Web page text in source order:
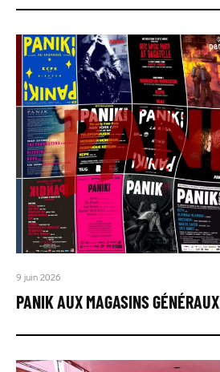
9 juin 2026
PANIK AUX MAGASINS GÉNÉRAUX